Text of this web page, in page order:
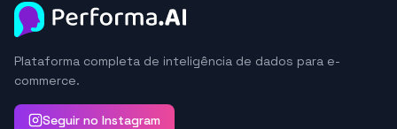
Plataforma completa de inteligência de dados para e-
commerce.
Seguir no Instagram